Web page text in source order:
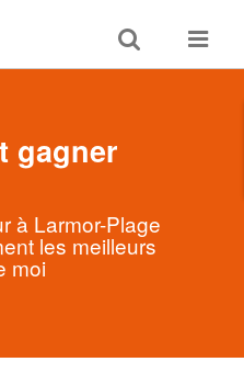
Toggle
search
Toggle
gagner
à Larmor-Plage
les meilleurs
moi